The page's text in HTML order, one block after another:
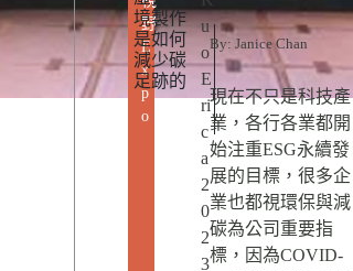
野
E
x
p
o
境製作
是如何
減少碳
足跡的
u
o
E
ri
c
a
2
0
2
3
By: Janice Chan
現在不只是科技產
業，各行各業都開
始注重ESG永續發
展的目標，很多企
業也都視環保與減
碳為公司重要指
標，因為COVID-